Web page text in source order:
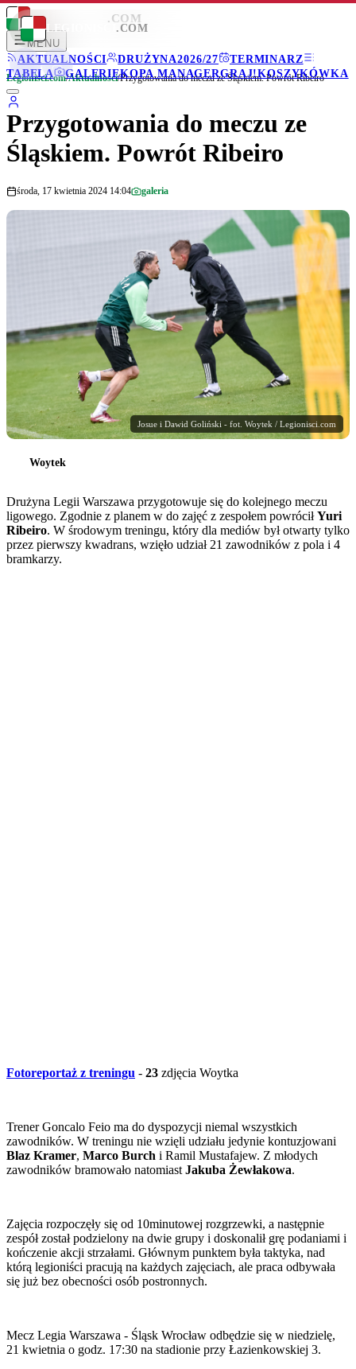
LEGIONISCI .COM
MENU
AKTUALNOŚCI
DRUŻYNA2026/27
TERMINARZ
TABELA
GALERIEKOPA MANAGERGRAJ!KOSZYKÓWKA
LEGIONISCI .COM
Legionisci.com/Aktualności/Przygotowania do meczu ze Śląskiem. Powrót Ribeiro
Przygotowania do meczu ze
Śląskiem. Powrót Ribeiro
środa, 17 kwietnia 2024 14:04 galeria
Josue i Dawid Goliński - fot. Woytek / Legionisci.com
Woytek
Drużyna Legii Warszawa przygotowuje się do kolejnego meczu
ligowego. Zgodnie z planem w do zajęć z zespołem powróciłYuri
Ribeiro. W środowym treningu, który dla mediów był otwarty tylko
przez pierwszy kwadrans, wzięło udział 21 zawodników z pola i 4
bramkarzy.
Fotoreportaż z treningu - 23 zdjęcia Woytka
Trener Goncalo Feio ma do dyspozycji niemal wszystkich
zawodników. W treningu nie wzięli udziału jedynie kontuzjowani
Blaz Kramer, Marco Burch i Ramil Mustafajew. Z młodych
zawodników bramowało natomiast Jakuba Żewłakowa.
Zajęcia rozpoczęły się od 10minutowej rozgrzewki, a następnie
zespół został podzielony na dwie grupy i doskonalił grę podaniami i
kończenie akcji strzałami. Głównym punktem była taktyka, nad
którą legioniści pracują na każdych zajęciach, ale praca odbywała
się już bez obecności osób postronnych.
Mecz Legia Warszawa - Śląsk Wrocław odbędzie się w niedzielę,
21 kwietnia o godz. 17:30 na stadionie przy Łazienkowskiej 3.